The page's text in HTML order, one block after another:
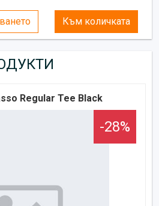
Към количката
Regular Tee Black
-28%